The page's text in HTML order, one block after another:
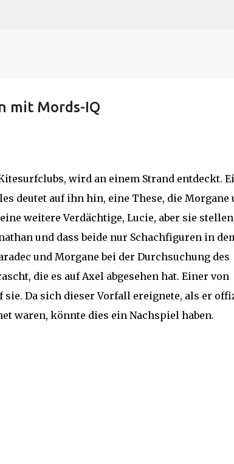
mit Mords-IQ
wird an einem Strand entdeckt.
deutet auf ihn hin, eine These, die Morgane
weitere Verdächtige, Lucie, aber sie stellen
und dass beide nur Schachfiguren in
und Morgane bei der Durchsuchung des
die es auf Axel abgesehen hat. Einer von
Da sich dieser Vorfall ereignete, als er
waren, könnte dies ein Nachspiel haben.